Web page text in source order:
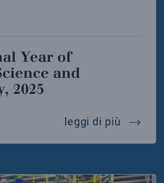
and
2025
leggi di più